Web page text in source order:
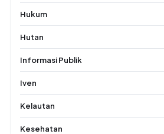
Hukum
Hutan
Informasi Publik
Iven
Kelautan
Kesehatan